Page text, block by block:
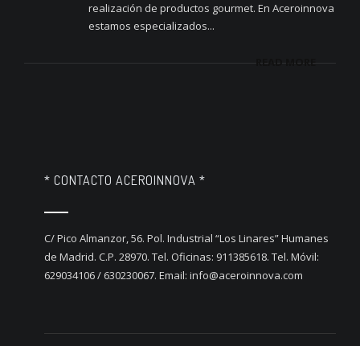
realización de productos gourmet. En Aceroinnova
estamos especializados...
READ MORE
* CONTACTO ACEROINNOVA *
C/ Pico Almanzor, 56. Pol. Industrial “Los Linares” Humanes
de Madrid. C.P. 28970. Tel. Oficinas: 911385618. Tel. Móvil:
629034106 / 630230067. Email: info@aceroinnova.com